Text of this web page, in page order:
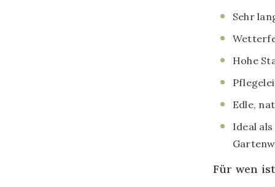
Sehr
Hohe
Edle,
Ideal
Für wen